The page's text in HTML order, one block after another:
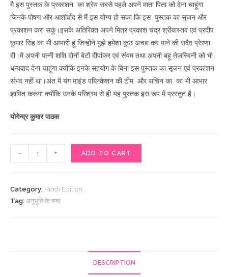
मै इस पुस्तक के प्रकाशन का श्रेय सबसे पहले अपने माता पिता को देना चाहूंगा
जिनके पोषण और आशीर्वाद से मैं इस योग्य हो सका कि इस पुस्तक का सृजन और
प्रकाशन करा सकूं।इसके अतिरिक्त अपने मित्र प्रकाश चंद्र श्रीवास्तव एवं प्रदीप
कुमार सिंह का भी आभारी हूं जिन्होंने मुझे हमेशा कुछ अच्छा कर पाने की सदैव प्रेरणा
दी।मै अपनी पत्नी शशि दोनों बेटों दीपांकर एवं संयम तथा अपनी बहू तेजस्विनी को भी
धन्यवाद देना चाहूंगा क्योंकि इनके सहयोग के बिना इस पुस्तक का सृजन एवं प्रकाशन
संभव नहीं था।अंत में यंग माइंड पब्लिकेशन की टीम और सचिन का का भी आभार
ज्ञापित करूंगा क्योंकि उनके परिश्रम से ही यह पुस्तक इस रूप में प्रस्तुत है।
योगेन्द्र कुमार पाठक
के
quantity
- + ADD TO CART
Category: Hindi Edition
Tag: अनुभूति के शब्द
DESCRIPTION